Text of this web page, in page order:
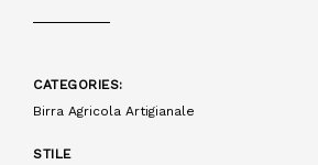
CATEGORIES:
Birra Agricola Artigianale
STILE